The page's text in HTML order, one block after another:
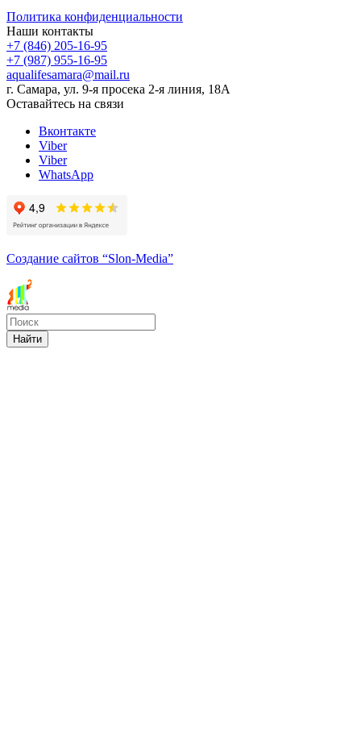
Политика конфиденциальности
Наши контакты
+7 (846) 205-16-95
+7 (987) 955-16-95
aqualifesamara@mail.ru
г. Самара, ул. 9-я просека 2-я линия, 18А
Оставайтесь на связи
Вконтакте
Viber
Viber
WhatsApp
Создание сайтов “Slon-Media”
Найти